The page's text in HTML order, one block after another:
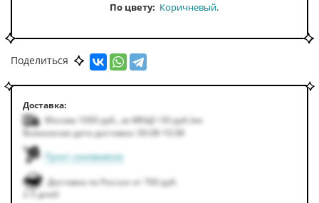
По цвету
Коричневый
Поделиться
Доставка:
Москва 1000руб. за МКАД +50руб. /км
Возможная дата доставки: 09.08-10.08
Пункт самовывоза
Доставка по России от 700 руб.
2-5 дней